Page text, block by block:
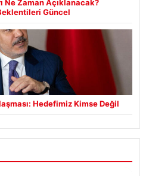
Ne Zaman Açıklanacak?
Güncel
Hedefimiz Kimse Değil